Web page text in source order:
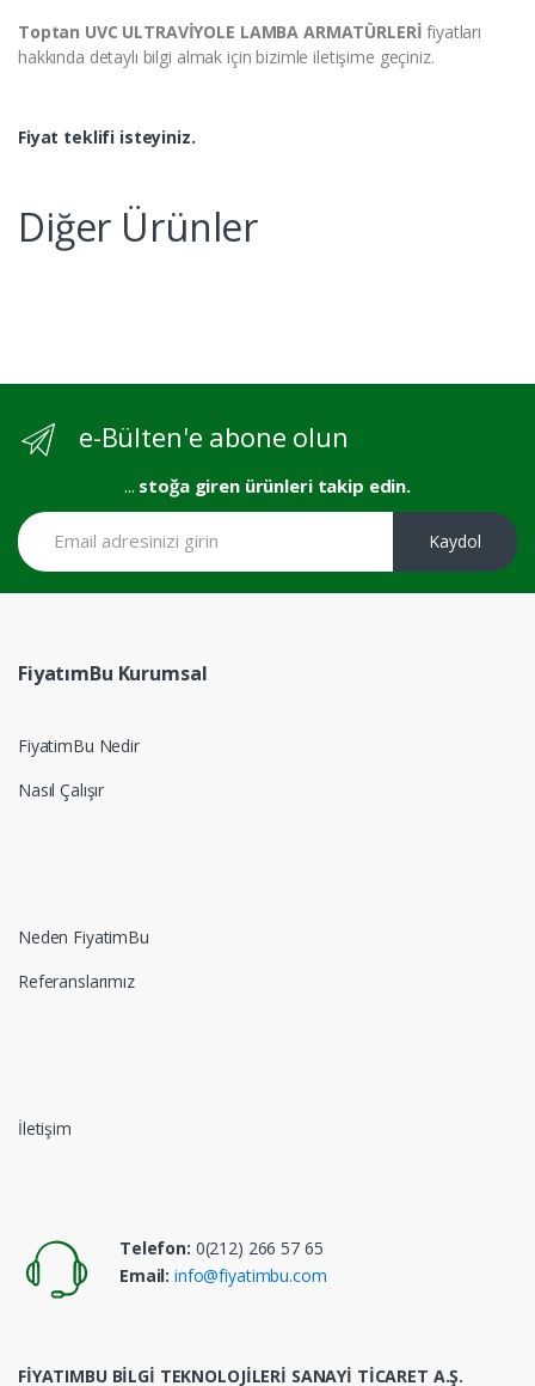
Toptan UVC ULTRAVİYOLE LAMBA ARMATÜRLERİ fiyatları
hakkında detaylı bilgi almak için bizimle iletişime geçiniz.
Fiyat teklifi isteyiniz.
Diğer Ürünler
e-Bülten'e abone olun
... stoğa giren ürünleri takip edin.
Kaydol
FiyatımBu Kurumsal
FiyatimBu Nedir
Nasıl Çalışır
Neden FiyatimBu
Referanslarımız
İletişim
Telefon: 0(212) 266 57 65
Email: info@fiyatimbu.com
FİYATIMBU BİLGİ TEKNOLOJİLERİ SANAYİ TİCARET A.Ş.